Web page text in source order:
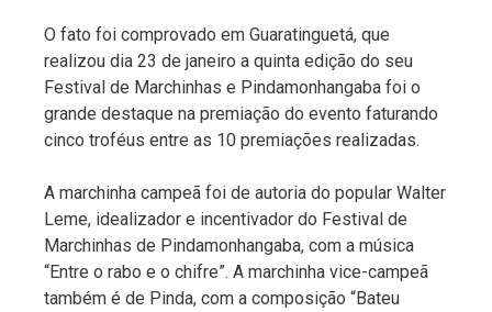
O fato foi comprovado em Guaratinguetá, que
realizou dia 23 de janeiro a quinta edição do seu
Festival de Marchinhas e Pindamonhangaba foi o
grande destaque na premiação do evento faturando
cinco troféus entre as 10 premiações realizadas.
A marchinha campeã foi de autoria do popular Walter
Leme, idealizador e incentivador do Festival de
Marchinhas de Pindamonhangaba, com a música
“Entre o rabo e o chifre”. A marchinha vice-campeã
também é de Pinda, com a composição “Bateu